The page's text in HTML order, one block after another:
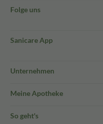
Folge uns
Sanicare App
Unternehmen
Meine Apotheke
So geht's